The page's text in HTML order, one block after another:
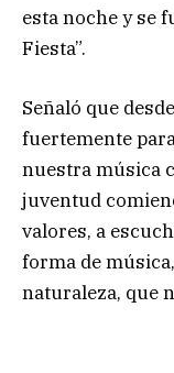
esta noche y se
Fiesta”.
Señaló que
fuertemente
nuestra música
juventud
valores, a
forma de
naturaleza, que